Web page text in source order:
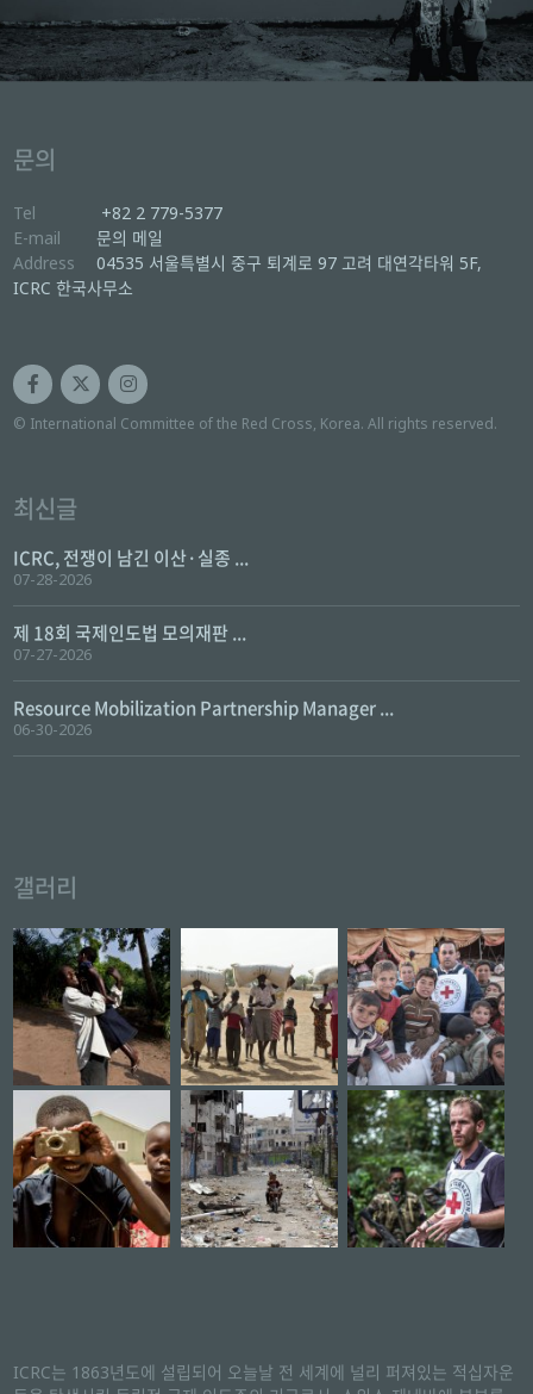
문의
Tel
+82 2 779-5377
E-mail
문의 메일
Address
04535 서울특별시 중구 퇴계로 97 고려 대연각타워 5F,
ICRC 한국사무소
© International Committee of the Red Cross, Korea. All rights reserved.
최신글
ICRC, 전쟁이 남긴 이산·실종 ...
07-28-2026
제 18회 국제인도법 모의재판 ...
07-27-2026
Resource Mobilization Partnership Manager ...
06-30-2026
갤러리
ICRC는 1863년도에 설립되어 오늘날 전 세계에 널리 퍼져있는 적십자운